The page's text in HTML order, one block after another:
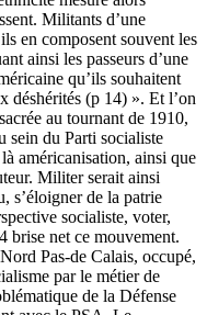
Militants d’une
en composent souvent les
ainsi les passeurs d’une
qu’ils souhaitent
déshérités (p 14) ». Et l’on
au tournant de 1910,
sein du Parti socialiste
américanisation, ainsi que
Militer serait ainsi
s’éloigner de la patrie
socialiste, voter,
brise net ce mouvement.
Pas-de Calais, occupé,
par le métier de
de la Défense